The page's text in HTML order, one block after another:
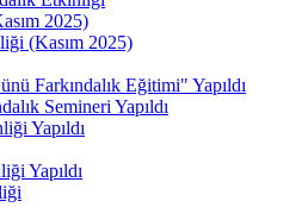
2025)
(Kasım 2025)
Farkındalık Eğitimi" Yapıldı
Semineri Yapıldı
Yapıldı
Yapıldı